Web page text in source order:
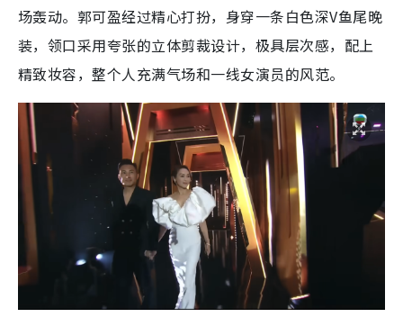
场轰动。郭可盈经过精心打扮，身穿一条白色深V鱼尾晚
装，领口采用夸张的立体剪裁设计，极具层次感，配上
精致妆容，整个人充满气场和一线女演员的风范。